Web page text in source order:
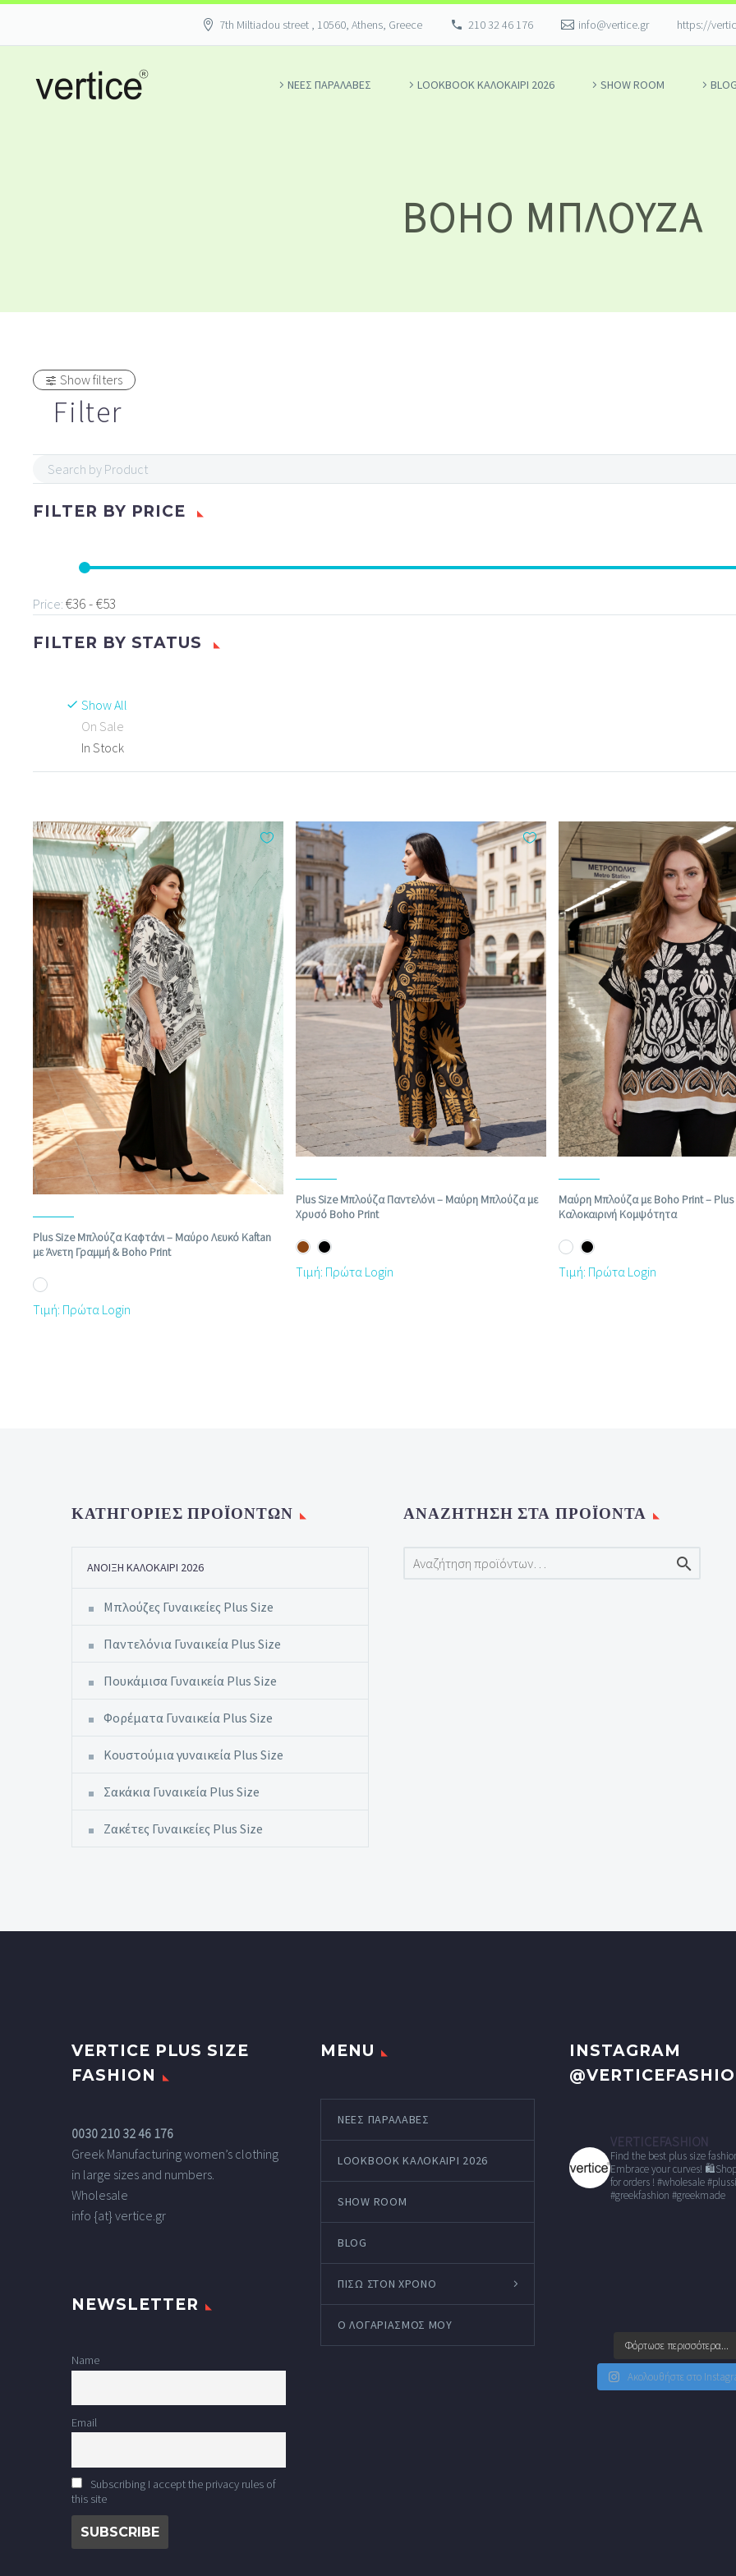
7th Miltiadou street , 10560, Athens, Greece 210 32 46 176 info@vertice.gr https://
ΝΕΕΣ ΠΑΡΑΛΑΒΕΣ LOOKBOOK ΚΑΛΟΚΑΊΡΙ 2026 SHOW ROOM
BOHO ΜΠΛΟΎΖΑ
Show filters
Filter
FILTER BY PRICE
Price: €36 - €53
FILTER BY STATUS
Show All
On Sale
In Stock
Plus Size Μπλούζα Καφτάνι – Μαύρο Λευκό Kaftan
με Άνετη Γραμμή & Boho Print
Τιμή: Πρώτα Login
Plus Size Μπλούζα Παντελόνι – Μαύρη Μπλούζα με
Χρυσό Boho Print
Τιμή: Πρώτα Login
Μαύρη Μπλούζα με Boho Print – Plus
Καλοκαιρινή Κομψότητα
Τιμή: Πρώτα Login
ΚΑΤΗΓΟΡΊΕΣ ΠΡΟΪΌΝΤΩΝ
ΆΝΟΙΞΗ ΚΑΛΟΚΑΊΡΙ 2026
Μπλούζες Γυναικείες Plus Size
Παντελόνια Γυναικεία Plus Size
Πουκάμισα Γυναικεία Plus Size
Φορέματα Γυναικεία Plus Size
Κουστούμια γυναικεία Plus Size
Σακάκια Γυναικεία Plus Size
Ζακέτες Γυναικείες Plus Size
ΑΝΑΖΉΤΗΣΗ ΣΤΑ ΠΡΟΪΌΝΤΑ

VERTICE PLUS SIZE
FASHION
0030 210 32 46 176
Greek Manufacturing women’s clothing
in large sizes and numbers.
Wholesale
info {at} vertice.gr
MENU
ΝΕΕΣ ΠΑΡΑΛΑΒΕΣ
LOOKBOOK ΚΑΛΟΚΑΊΡΙ 2026
SHOW ROOM
BLOG
ΠΙΣΩ ΣΤΟΝ ΧΡΟΝΟ
Ο ΛΟΓΑΡΙΑΣΜΌΣ ΜΟΥ
INSTAGRAM
VERTICEFASHION
Find the best plus size
Embrace your curves!
for orders ! #wholesale
#greekfashion #greekmade
Φόρτωσε περισσότερα...
Ακολουθήστε στο
NEWSLETTER
Name
Email
Subscribing I accept the privacy rules of
this site